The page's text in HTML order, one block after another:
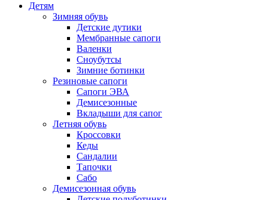
Детям
Зимняя обувь
Детские дутики
Мембранные сапоги
Валенки
Сноубутсы
Зимние ботинки
Резиновые сапоги
Сапоги ЭВА
Демисезонные
Вкладыши для сапог
Летняя обувь
Кроссовки
Кеды
Сандалии
Тапочки
Сабо
Демисезонная обувь